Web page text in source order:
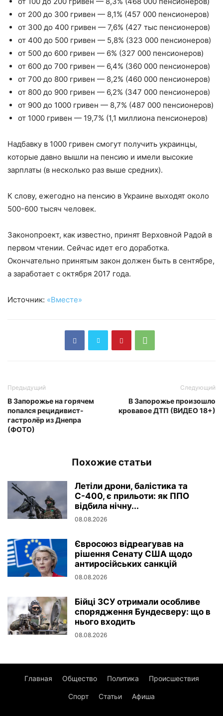
от 200 до 300 гривен — 8,1% (457 000 пенсионеров)
от 300 до 400 гривен — 7,6% (427 тыс пенсионеров)
от 400 до 500 гривен — 5,8% (323 000 пенсионеров)
от 500 до 600 гривен — 6% (327 000 пенсионеров)
от 600 до 700 гривен — 6,4% (360 000 пенсионеров)
от 700 до 800 гривен — 8,2% (460 000 пенсионеров)
от 800 до 900 гривен — 6,2% (347 000 пенсионеров)
от 900 до 1000 гривен — 8,7% (487 000 пенсионеров)
от 1000 гривен — 19,7% (1,1 миллиона пенсионеров)
Надбавку в 1000 гривен смогут получить украинцы,
которые давно вышли на пенсию и имели высокие
зарплаты (в несколько раз выше средних).
К слову, ежегодно на пенсию в Украине выходят около
500-600 тысяч человек.
Законопроект, как известно, принят Верховной Радой в
первом чтении. Сейчас идет его доработка.
Окончательно принятым закон должен быть в сентябре,
а заработает с октября 2017 года.
Источник: «Вместе»
Предыдущий
В Запорожье на горячем
попался рецидивист-
гастролёр из Днепра
(ФОТО)
Следующий
В Запорожье произошло
кровавое ДТП (ВИДЕО 18+)
Похожие статьи
Летіли дрони, балістика та
С-400, є прильоти: як ППО
відбила нічну...
08.08.2026
Євросоюз відреагував на
рішення Сенату США щодо
антиросійських санкцій
08.08.2026
Бійці ЗСУ отримали особливе
спорядження Бундесверу: що в
нього входить
08.08.2026
Главная Общество Политика Происшествия
Спорт Статьи Афиша